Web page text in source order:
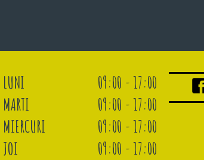
LUNI
09:00 - 17:00
MARTI
09:00 - 17:00
MIERCURI
09:00 - 17:00
JOI
09:00 - 17:00